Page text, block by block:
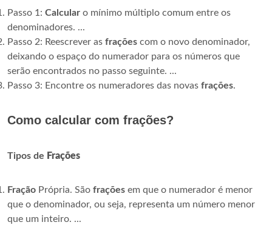
Passo 1: Calcular o mínimo múltiplo comum entre os
denominadores. ...
Passo 2: Reescrever as frações com o novo denominador,
deixando o espaço do numerador para os números que
serão encontrados no passo seguinte. ...
Passo 3: Encontre os numeradores das novas frações.
Como calcular com frações?
Tipos de Frações
Fração Própria. São frações em que o numerador é menor
que o denominador, ou seja, representa um número menor
que um inteiro. ...